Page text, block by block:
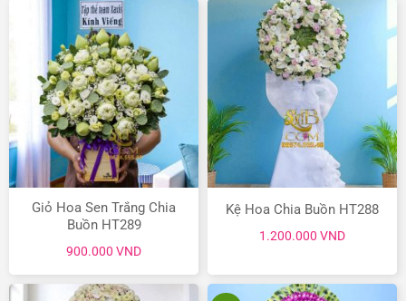
Giỏ Hoa Sen Trắng Chia
Buồn HT289
900.000 VND
Kệ Hoa Chia Buồn HT288
1.200.000 VND